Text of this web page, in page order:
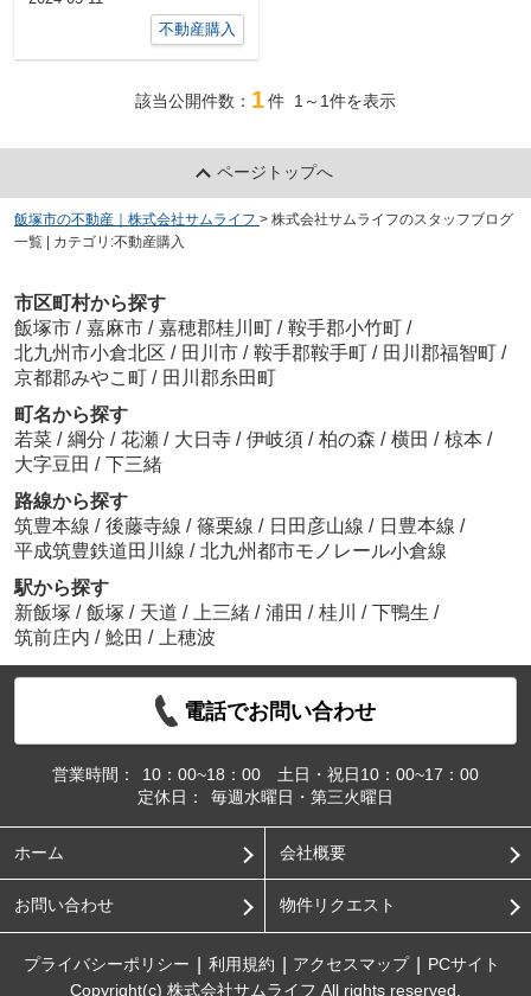
不動産購入
該当公開件数： 1件 1～1件を表示
ページトップへ
飯塚市の不動産｜株式会社サムライフ > 株式会社サムライフのスタッフブログ
一覧 | カテゴリ:不動産購入
市区町村から探す
飯塚市 / 嘉麻市 / 嘉穂郡桂川町 / 鞍手郡小竹町 /
北九州市小倉北区 / 田川市 / 鞍手郡鞍手町 / 田川郡福智町 /
京都郡みやこ町 / 田川郡糸田町
町名から探す
若菜 / 綱分 / 花瀬 / 大日寺 / 伊岐須 / 柏の森 / 横田 / 椋本 /
大字豆田 / 下三緒
路線から探す
筑豊本線 / 後藤寺線 / 篠栗線 / 日田彦山線 / 日豊本線 /
平成筑豊鉄道田川線 / 北九州都市モノレール小倉線
駅から探す
新飯塚 / 飯塚 / 天道 / 上三緒 / 浦田 / 桂川 / 下鴨生 /
筑前庄内 / 鯰田 / 上穂波
電話でお問い合わせ
営業時間：
10：00~18：00 土日・祝日10：00~17：00
定休日：
毎週水曜日・第三火曜日
ホーム 会社概要
お問い合わせ 物件リクエスト
プライバシーポリシー 利用規約 アクセスマップ
PCサイト
Copyright(c) 株式会社サムライフ All rights reserved.